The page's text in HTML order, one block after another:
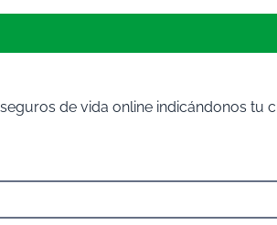
de vida online indicándonos tu